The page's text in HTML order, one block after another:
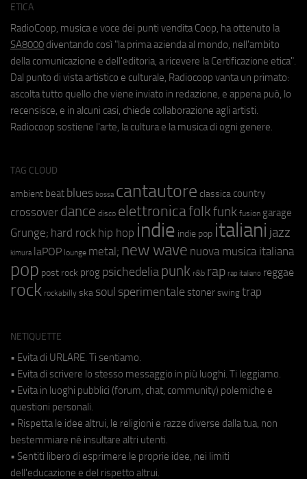
ETICA
RadioCoop, musica e voce dei punti vendita Coop, ha ottenuto la
SA8000 diventando così "la prima azienda al mondo, nell'ambito
della comunicazione e dell'editoria, a ricevere la Certificazione etica".
Dal punto di vista artistico e culturale, Radiocoop vanta un primato:
ascolta tutto quello che viene inviato in redazione, e appena può, lo
recensisce, e in alcuni casi, chiede collaborazione agli artisti.
Radiocoop sostiene l'arte, la cultura e la musica di ogni genere.
TAG CLOUD
ambient beat blues bossa cantautore classica country
crossover dance disco elettronicafolkfunk fusion garage
Grunge; hard rock hip hop indie indie pop italiani jazz
kimura laPOP lounge metal; new wave nuova musica italiana
pop post rock prog psichedeliapunk r&b rap rap italiano reggae
rock rockabilly ska soul sperimentale stoner swing trap
NETIQUETTE
• Evita di URLARE. Ti sentiamo.
• Evita di scrivere lo stesso messaggio in più luoghi. Ti leggiamo.
• Evita in luoghi pubblici (forum, chat, community) polemiche e
questioni personali.
• Rispetta le idee altrui, le religioni e razze diverse dalla tua, non
bestemmiare né insultare altri utenti.
• Sentiti libero di esprimere le proprie idee, nei limiti
dell'educazione e del rispetto altrui.